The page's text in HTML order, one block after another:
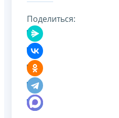
Поделиться: